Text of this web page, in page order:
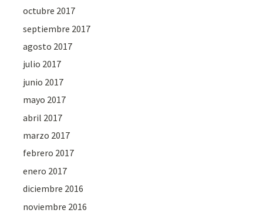
octubre 2017
septiembre 2017
agosto 2017
julio 2017
junio 2017
mayo 2017
abril 2017
marzo 2017
febrero 2017
enero 2017
diciembre 2016
noviembre 2016